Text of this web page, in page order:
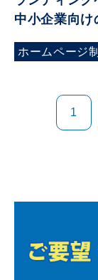
中小企業向け
ホームページ
1